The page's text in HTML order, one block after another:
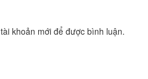
tài khoản mới để được bình luận.